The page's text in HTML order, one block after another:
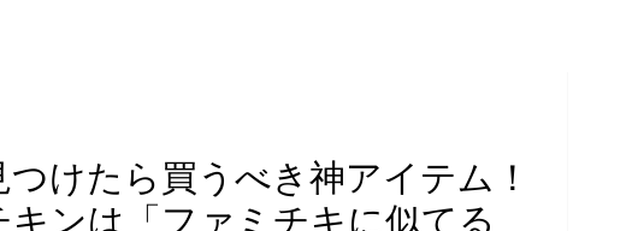
つけたら買うべき神アイテム！
ンは「ファミチキに似てる